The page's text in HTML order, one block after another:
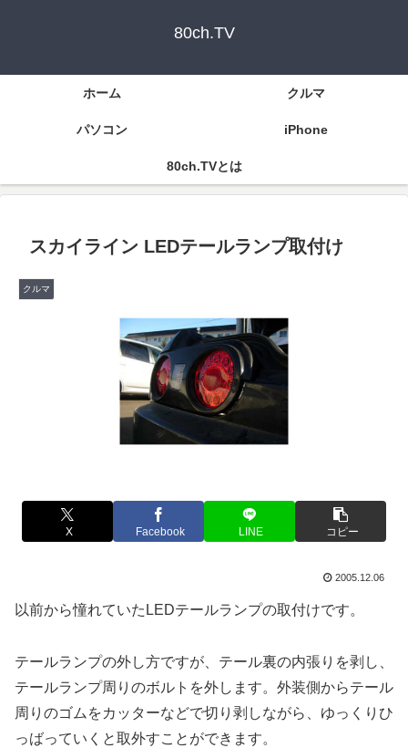
80ch.TV
ホーム クルマ
パソコン iPhone
80ch.TVとは
スカイライン LEDテールランプ取付け
クルマ
X Facebook LINE コピー
2005.12.06
以前から憧れていたLEDテールランプの取付けです。
テールランプの外し方ですが、テール裏の内張りを剥し、
テールランプ周りのボルトを外します。外装側からテール
周りのゴムをカッターなどで切り剥しながら、ゆっくりひ
っばっていくと取外すことができます。